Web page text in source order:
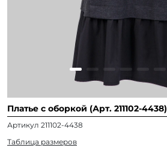
Платье с оборкой (Арт. 211102-4438)
Артикул 211102-4438
Таблица размеров